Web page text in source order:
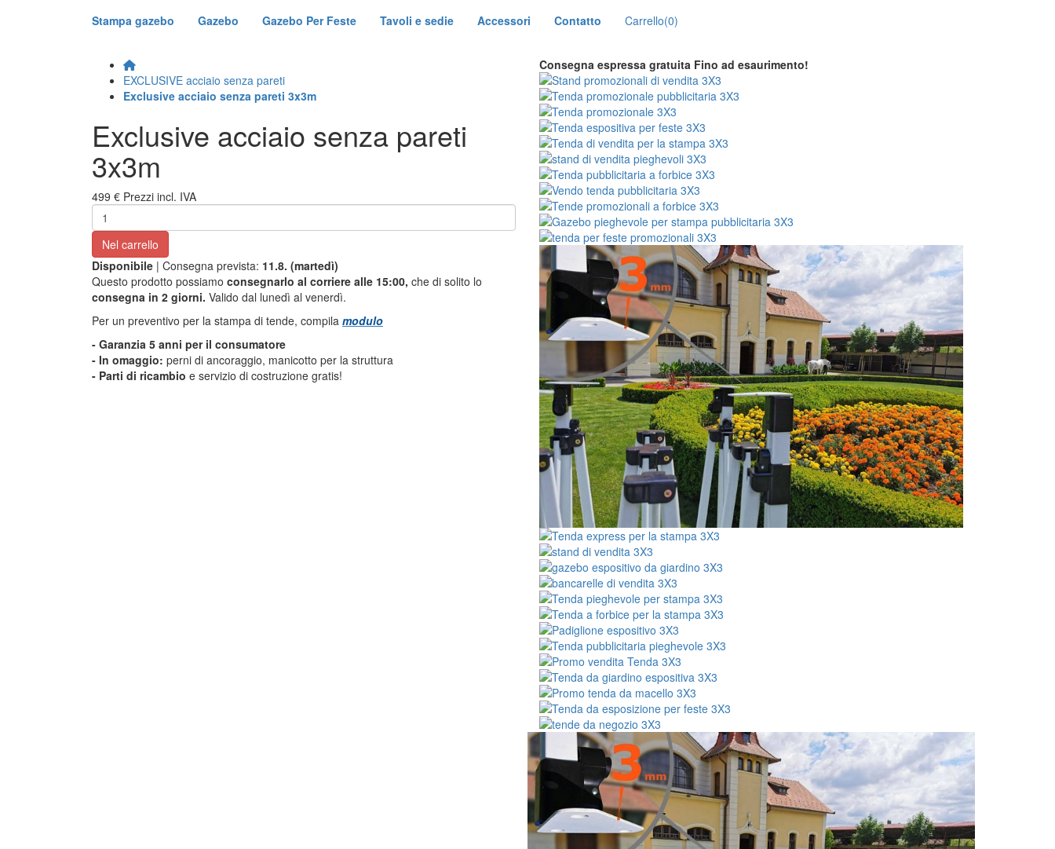
Stampa gazebo Gazebo Gazebo Per Feste Tavoli e sedie Accessori Contatto Carrello(0)
EXCLUSIVE acciaio senza pareti
Exclusive acciaio senza pareti 3x3m
Exclusive acciaio senza pareti
3x3m
499 € Prezzi incl. IVA
Nel carrello
Disponibile | Consegna prevista: 11.8. (martedì)
Questo prodotto possiamo consegnarlo al corriere alle 15:00, che di solito lo
consegna in 2 giorni. Valido dal lunedì al venerdì.
Per un preventivo per la stampa di tende, compila modulo
- Garanzia 5 anni per il consumatore
- In omaggio: perni di ancoraggio, manicotto per la struttura
- Parti di ricambio e servizio di costruzione gratis!
Consegna espressa gratuita Fino ad esaurimento!